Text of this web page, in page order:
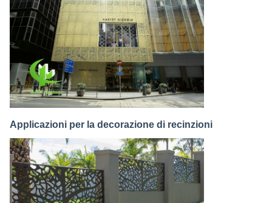
Applicazioni per la decorazione di recinzioni